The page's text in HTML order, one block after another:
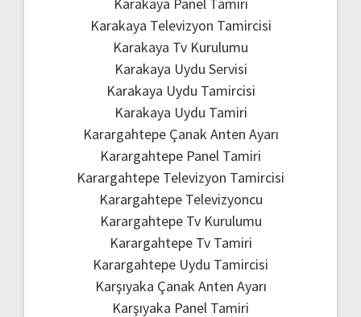
Karakaya Televizyon Tamircisi
Karakaya Tv Kurulumu
Karakaya Uydu Servisi
Karakaya Uydu Tamircisi
Karakaya Uydu Tamiri
Karargahtepe Çanak Anten Ayarı
Karargahtepe Panel Tamiri
Karargahtepe Televizyon Tamircisi
Karargahtepe Televizyoncu
Karargahtepe Tv Kurulumu
Karargahtepe Tv Tamiri
Karargahtepe Uydu Tamircisi
Karşıyaka Çanak Anten Ayarı
Karşıyaka Panel Tamiri